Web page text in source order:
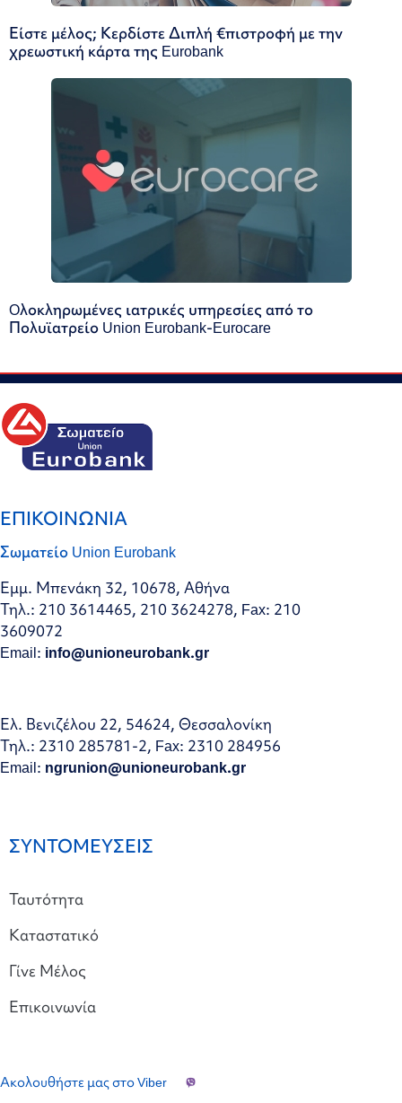
Είστε μέλος; Κερδίστε Διπλή €πιστροφή με την
χρεωστική κάρτα της Eurobank
Oλοκληρωμένες ιατρικές υπηρεσίες από το
Πολυϊατρείο Union Eurobank-Eurocare
ΕΠΙΚΟΙΝΩΝΙΑ
Σωματείο Union Eurobank
Εμμ. Μπενάκη 32, 10678, Αθήνα
Τηλ.: 210 3614465, 210 3624278, Fax: 210
3609072
Email: info@unioneurobank.gr
Ελ. Βενιζέλου 22, 54624, Θεσσαλονίκη
Τηλ.: 2310 285781-2, Fax: 2310 284956
Email: ngrunion@unioneurobank.gr
ΣΥΝΤΟΜΕΥΣΕΙΣ
Ταυτότητα
Καταστατικό
Γίνε Μέλος
Επικοινωνία
Ακολουθήστε μας στο Viber